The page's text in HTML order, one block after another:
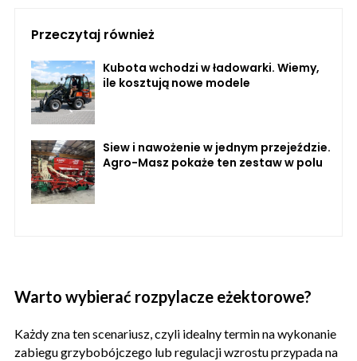
Przeczytaj również
Kubota wchodzi w ładowarki. Wiemy,
ile kosztują nowe modele
Siew i nawożenie w jednym przejeździe.
Agro-Masz pokaże ten zestaw w polu
Warto wybierać rozpylacze eżektorowe?
Każdy zna ten scenariusz, czyli idealny termin na wykonanie
zabiegu grzybobójczego lub regulacji wzrostu przypada na